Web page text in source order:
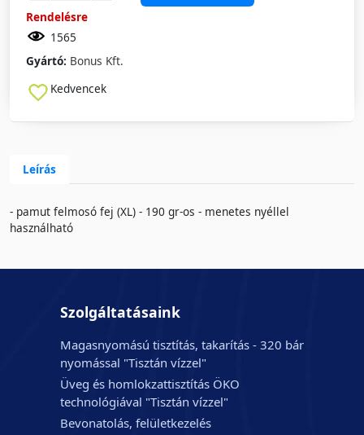
Rendelésre
1565
Gyártó: Bonus Kft.
Kedvencek
Leírás
- pamut felmosó fej (XL) - 190 gr-os - menetes nyéllel
használható
Szolgáltatásaink
Magasnyomású tisztítás, takarítás - 320 bár
nyomással "Tisztán vízzel"
Üveg és homlokzattisztítás ÖKO
technológiával "Tisztán vízzel"
Bevonatolás, felületkezelés